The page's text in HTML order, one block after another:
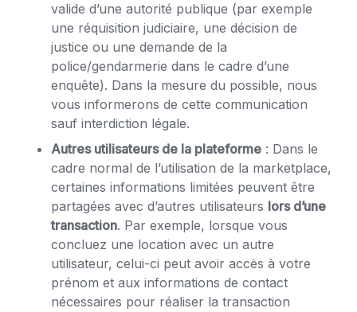
valide d’une autorité publique (par exemple
une réquisition judiciaire, une décision de
justice ou une demande de la
police/gendarmerie dans le cadre d’une
enquête). Dans la mesure du possible, nous
vous informerons de cette communication
sauf interdiction légale.
Autres utilisateurs de la plateforme : Dans le
cadre normal de l’utilisation de la marketplace,
certaines informations limitées peuvent être
partagées avec d’autres utilisateurs lors d’une
transaction. Par exemple, lorsque vous
concluez une location avec un autre
utilisateur, celui-ci peut avoir accès à votre
prénom et aux informations de contact
nécessaires pour réaliser la transaction